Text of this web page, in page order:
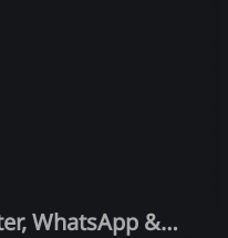
WhatsApp &